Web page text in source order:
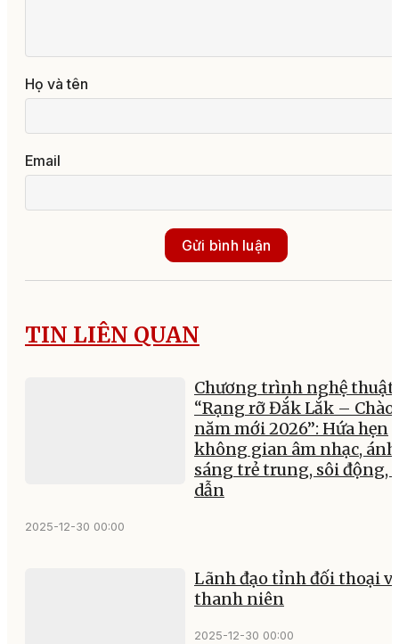
Họ và tên
Email
Gửi bình luận
TIN LIÊN QUAN
Chương trình nghệ thuật
“Rạng rỡ Đắk Lắk – Chào
năm mới 2026”: Hứa hẹn
không gian âm nhạc, ánh
sáng trẻ trung, sôi động,
dẫn
2025-12-30 00:00
Lãnh đạo tỉnh đối thoại
thanh niên
2025-12-30 00:00